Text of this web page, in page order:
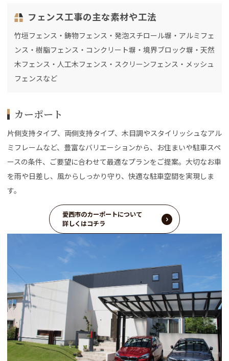
フェンス工事の主な素材や工法
竹垣フェンス・鋳物フェンス・発泡スチロール塀・アルミフェ
ンス・樹脂フェンス・コンクリート塀・境界ブロック塀・天然
木フェンス・人工木フェンス・スクリーンフェンス・メッシュ
フェンスなど
カーポート
片側支持タイプ、両側支持タイプ、木目調やスタイリッシュなアル
ミフレームなど、豊富なバリエーションから、お住まいや駐車スペ
ースの条件、ご要望に合わせて最適なプランをご提案。大切なお車
を雨や日差し、風からしっかり守り、快適な駐車空間を実現しま
す。
愛西市のカーポートについて
詳しくはコチラ